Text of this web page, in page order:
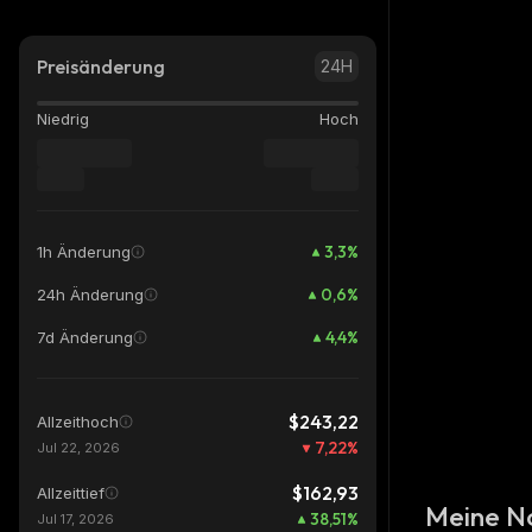
Preisänderung 24H
Niedrig Hoch
1h Änderung 3,3%
24h Änderung 0,6%
7d Änderung 4,4%
Allzeithoch $243,22
Jul 22, 2026 7,22%
Allzeittief $162,93
Jul 17, 2026 38,51% Meine